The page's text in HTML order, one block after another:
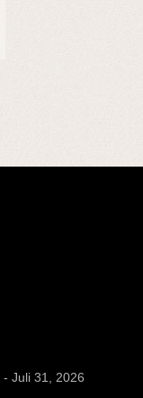
- Juli 31, 2026